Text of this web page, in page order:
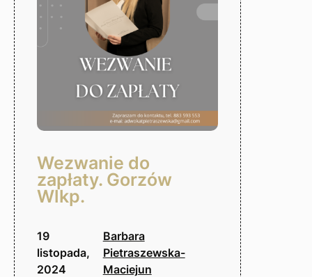
Wezwanie do
zapłaty. Gorzów
Wlkp.
19
listopada,
2024
Barbara
Pietraszewska-
Maciejun